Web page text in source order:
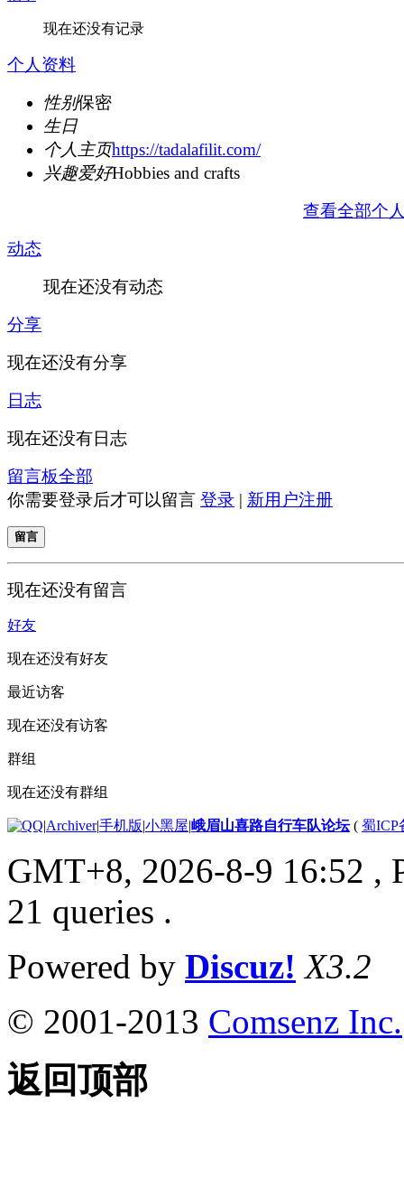
现在还没有记录
个人资料
性别保密
生日
个人主页https://tadalafilit.com/
兴趣爱好Hobbies and crafts
查看全部个
动态
现在还没有动态
分享
现在还没有分享
日志
现在还没有日志
留言板全部
你需要登录后才可以留言 登录 | 新用户注册
留言
现在还没有留言
好友
现在还没有好友
最近访客
现在还没有访客
群组
现在还没有群组
|Archiver|手机版|小黑屋|峨眉山喜路自行车队论坛( 蜀ICP
GMT+8, 2026-8-9 16:52 ,
21 queries .
Powered by Discuz! X3.2
© 2001-2013 Comsenz Inc.
返回顶部